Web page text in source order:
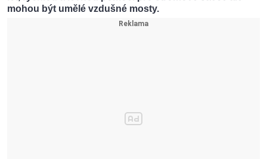
mohou být umělé vzdušné mosty.